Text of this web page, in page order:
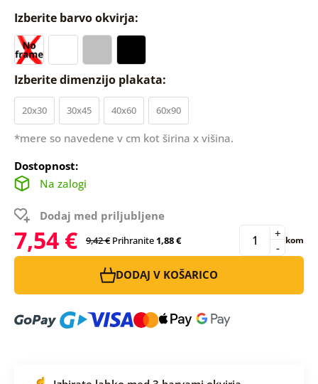
Izberite barvo okvirja:
Izberite dimenzijo plakata:
20x30 30x45 40x60 60x90
*mere so navedene v cm kot širina x višina.
Dostopnost:
Na zalogi
Dodaj med priljubljene
7,54 € 9,42 € Prihranite1,88 € -
+ kom
DODAJ V KOŠARICO